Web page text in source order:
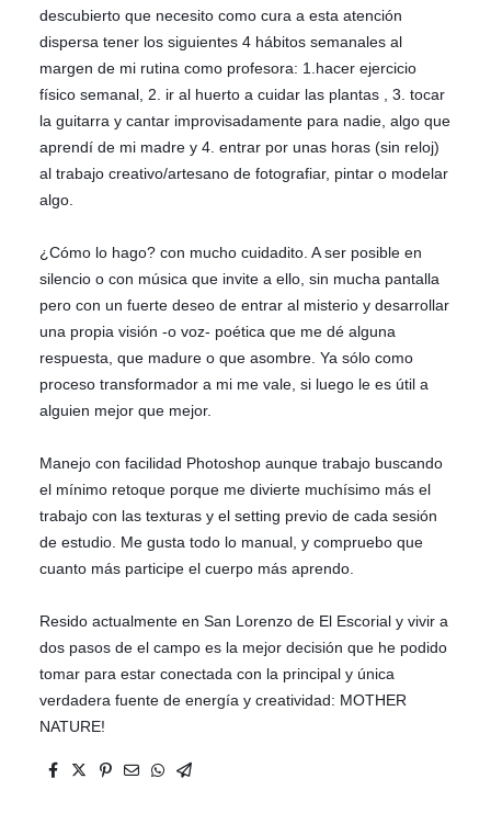
descubierto que necesito como cura a esta atención
dispersa tener los siguientes 4 hábitos semanales al
margen de mi rutina como profesora: 1.hacer ejercicio
físico semanal, 2. ir al huerto a cuidar las plantas , 3. tocar
la guitarra y cantar improvisadamente para nadie, algo que
aprendí de mi madre y 4. entrar por unas horas (sin reloj)
al trabajo creativo/artesano de fotografiar, pintar o modelar
algo.
¿Cómo lo hago? con mucho cuidadito. A ser posible en
silencio o con música que invite a ello, sin mucha pantalla
pero con un fuerte deseo de entrar al misterio y desarrollar
una propia visión -o voz- poética que me dé alguna
respuesta, que madure o que asombre. Ya sólo como
proceso transformador a mi me vale, si luego le es útil a
alguien mejor que mejor.
Manejo con facilidad Photoshop aunque trabajo buscando
el mínimo retoque porque me divierte muchísimo más el
trabajo con las texturas y el setting previo de cada sesión
de estudio. Me gusta todo lo manual, y compruebo que
cuanto más participe el cuerpo más aprendo.
Resido actualmente en San Lorenzo de El Escorial y vivir a
dos pasos de el campo es la mejor decisión que he podido
tomar para estar conectada con la principal y única
verdadera fuente de energía y creatividad: MOTHER
NATURE!